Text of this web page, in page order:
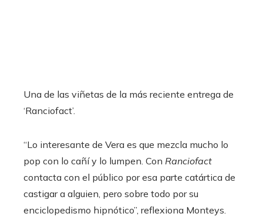
Una de las viñetas de la más reciente entrega de
‘Ranciofact’.
“Lo interesante de Vera es que mezcla mucho lo
pop con lo cañí y lo lumpen. Con Ranciofact
contacta con el público por esa parte catártica de
castigar a alguien, pero sobre todo por su
enciclopedismo hipnótico”, reflexiona Monteys.